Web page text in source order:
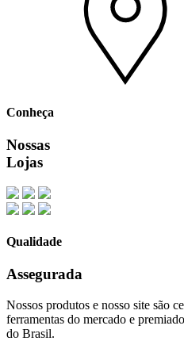
Conheça
Nossas
Lojas
Qualidade
Assegurada
Nossos produtos e nosso site são
ferramentas do mercado e
do Brasil.